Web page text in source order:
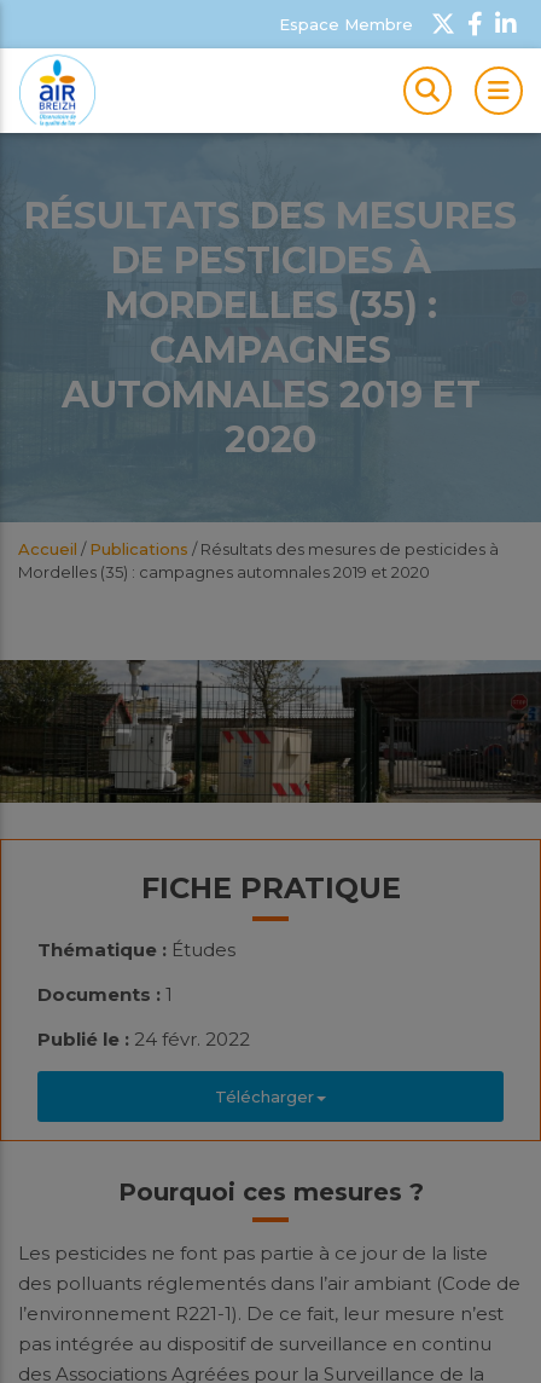
Espace Membre
RÉSULTATS DES MESURES
DE PESTICIDES À
MORDELLES (35) :
CAMPAGNES
AUTOMNALES 2019 ET
2020
Accueil /Publications /Résultats des mesures de pesticides à
Mordelles (35) : campagnes automnales 2019 et 2020
FICHE PRATIQUE
Thématique : Études
Documents : 1
Publié le : 24 févr. 2022
Télécharger
Pourquoi ces mesures ?
Les pesticides ne font pas partie à ce jour de la liste
des polluants réglementés dans l’air ambiant (Code de
l’environnement R221-1). De ce fait, leur mesure n’est
pas intégrée au dispositif de surveillance en continu
des Associations Agréées pour la Surveillance de la